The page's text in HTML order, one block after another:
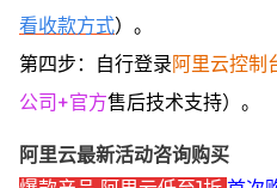
看收款方式）。
第四步：自行登录阿里云控制
公司+官方售后技术支持）。
阿里云最新活动咨询购买